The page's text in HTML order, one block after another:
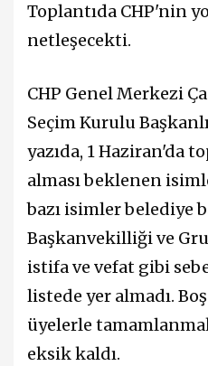
Toplantıda CHP'nin
netleşecekti.
CHP Genel Merkezi
Seçim Kurulu
yazıda, 1 Haziran'da
alması beklenen
bazı isimler belediye
Başkanvekilliği ve
istifa ve vefat gibi
listede yer almadı.
üyelerle
eksik kaldı.